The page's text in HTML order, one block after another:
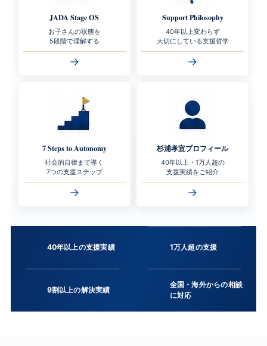
JADA Stage OS
お子さんの状態を
5段階で理解する
→
Support Philosophy
40年以上変わらず
大切にしている支援哲学
→
7 Steps to Autonomy
社会的自律まで導く
7つの支援ステップ
→
杉浦孝宣プロフィール
40年以上・1万人超の
支援実績をご紹介
→
40年以上の支援実績 1万人超の支援
9割以上の解決実績
全国・海外からの相談
に対応